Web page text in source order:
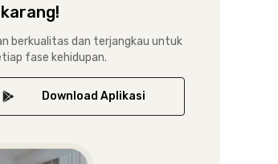
berkualitas dan terjangkau untuk
fase kehidupan.
Download Aplikasi